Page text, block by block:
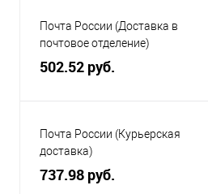
Почта России (Доставка в
почтовое отделение)
502.52 руб.
Почта России (Курьерская
доставка)
737.98 руб.